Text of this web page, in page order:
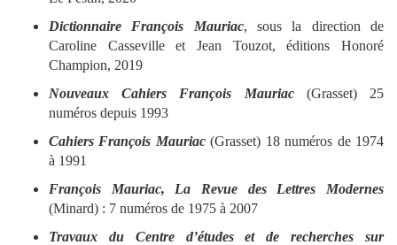
Dictionnaire François Mauriac, sous la direction de
Caroline Casseville et Jean Touzot, éditions Honoré
Champion, 2019
Nouveaux Cahiers François Mauriac(Grasset) 25
numéros depuis 1993
Cahiers François Mauriac (Grasset) 18 numéros de 1974
à 1991
François Mauriac, La Revue des Lettres Modernes
(Minard) : 7 numéros de 1975 à 2007
Travaux du Centre d’études et de recherches sur